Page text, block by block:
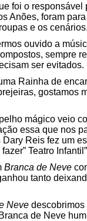
foi o
Anões, foram
e os cenários.
ouvido a
sempre
ser evitados.
Rainha de
gostamos
mágico veio
essa que nos
Dary Reis fez um
Teatro
Branca de Neve
tanto
Neve descobrimos
de Neve